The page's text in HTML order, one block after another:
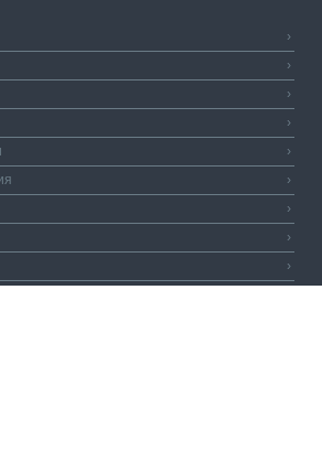
›
›
›
›
›
›
›
›
›